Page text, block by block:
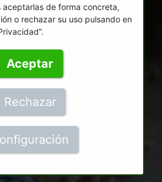
aceptarlas de forma concreta,
o rechazar su uso pulsando en
Aceptar
Rechazar